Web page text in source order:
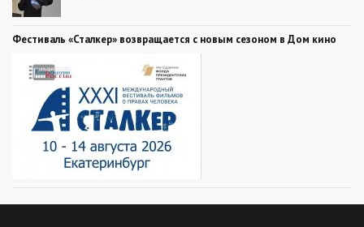
Фестиваль «Сталкер» возвращается с новым сезоном в Дом кино